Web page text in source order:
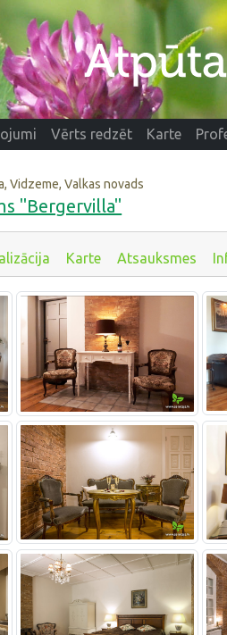
Vērts redzēt Karte
Vidzeme, Valkas novads
"Bergervilla"
Karte Atsauksmes